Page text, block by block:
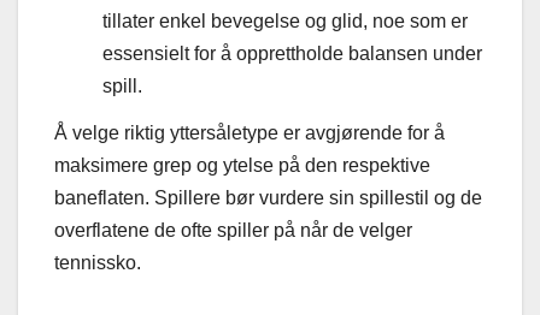
tillater enkel bevegelse og glid, noe som er
essensielt for å opprettholde balansen under
spill.
Å velge riktig yttersåletype er avgjørende for å
maksimere grep og ytelse på den respektive
baneflaten. Spillere bør vurdere sin spillestil og de
overflatene de ofte spiller på når de velger
tennissko.